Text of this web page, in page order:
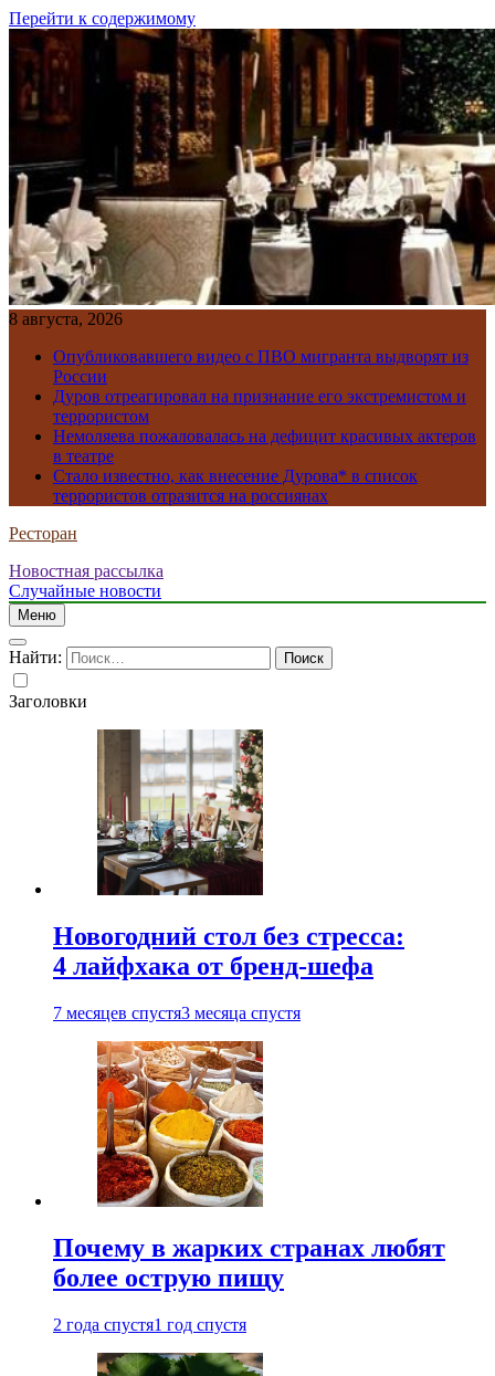
Перейти к содержимому
8 августа, 2026
Опубликовавшего видео с ПВО мигранта выдворят из
России
Дуров отреагировал на признание его экстремистом и
террористом
Немоляева пожаловалась на дефицит красивых актеров
в театре
Стало известно, как внесение Дурова* в список
террористов отразится на россиянах
Ресторан
Новостная рассылка
Случайные новости
Меню
Найти:
Заголовки
Новогодний стол без стресса:
4 лайфхака от бренд-шефа
7 месяцев спустя3 месяца спустя
Почему в жарких странах любят
более острую пищу
2 года спустя1 год спустя